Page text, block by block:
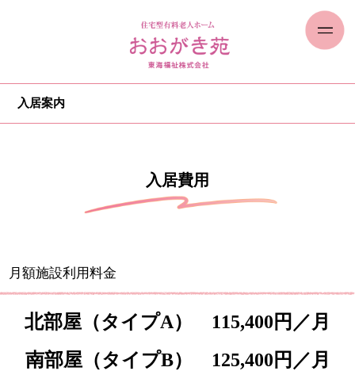
入居案内
入居費用
月額施設利用料金
北部屋（タイプA） 115,400円／月
南部屋（タイプB） 125,400円／月